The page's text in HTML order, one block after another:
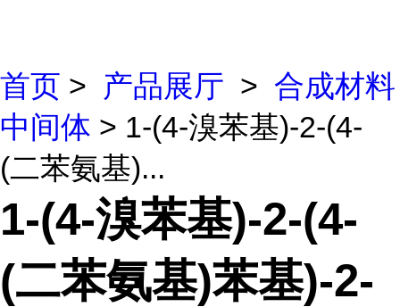
首页 > 产品展厅 > 合成材料
中间体 > 1-(4-溴苯基)-2-(4-
(二苯氨基)...
1-(4-溴苯基)-2-(4-
(二苯氨基)苯基)-2-